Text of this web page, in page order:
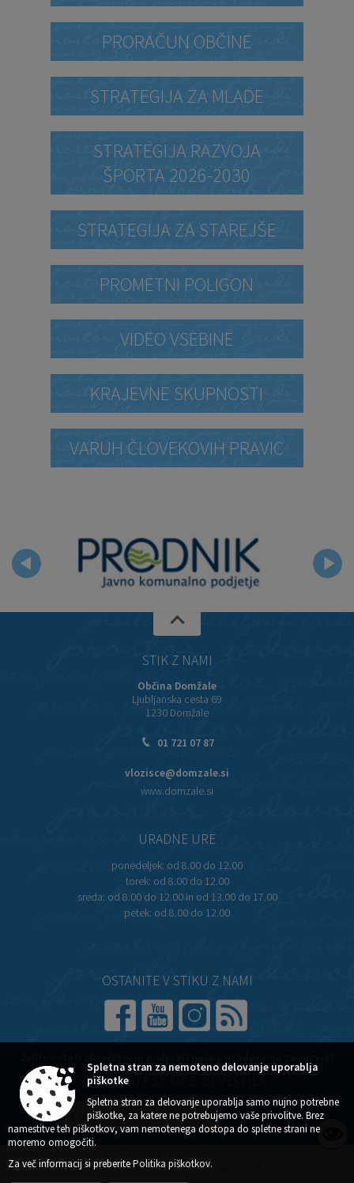
PRORAČUN OBČINE
STRATEGIJA ZA MLADE
STRATEGIJA RAZVOJA
ŠPORTA 2026-2030
STRATEGIJA ZA STAREJŠE
PROMETNI POLIGON
VIDEO VSEBINE
KRAJEVNE SKUPNOSTI
VARUH ČLOVEKOVIH PRAVIC
STIK Z NAMI
Občina Domžale
Ljubljanska cesta 69
1230 Domžale
01 721 07 87
vlozisce@domzale.si
www.domzale.si
URADNE URE
ponedeljek: od 8.00 do 12.00
torek: od 8.00 do 12.00
sreda: od 8.00 do 12.00 in od 13.00 do 17.00
petek: od 8.00 do 12.00
OSTANITE V STIKU Z NAMI
Želite ostati obveščeni in podpreti naša prizadevanja za razvoj?
NAROČITE SE NA E-OBVESTILA
Zasnova, izvedba in vzdrževanje: Sigmateh d.o.o.
Spletna stran za nemoteno delovanje uporablja
piškotke
Spletna stran za delovanje uporablja samo nujno potrebne
piškotke, za katere ne potrebujemo vaše privolitve. Brez
namestitve teh piškotkov, vam nemotenega dostopa do spletne strani ne
moremo omogočiti.
Za več informacij si preberitePolitika piškotkov.